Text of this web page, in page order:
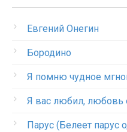
Евгений Онегин
Бородино
Я помню чудное
Я вас любил,
Парус (Белеет парус